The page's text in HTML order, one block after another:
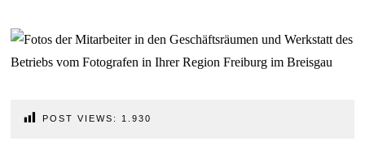
POST VIEWS: 1.930